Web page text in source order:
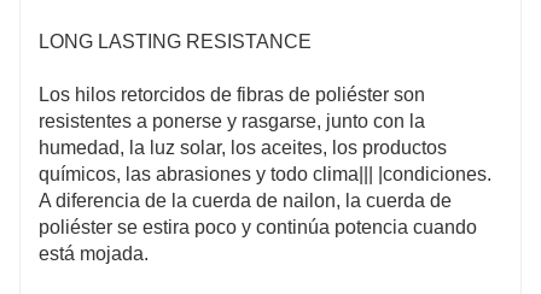
LONG LASTING RESISTANCE
Los hilos retorcidos de fibras de poliéster son
resistentes a ponerse y rasgarse, junto con la
humedad, la luz solar, los aceites, los productos
químicos, las abrasiones y todo clima||| |condiciones.
A diferencia de la cuerda de nailon, la cuerda de
poliéster se estira poco y continúa potencia cuando
está mojada.